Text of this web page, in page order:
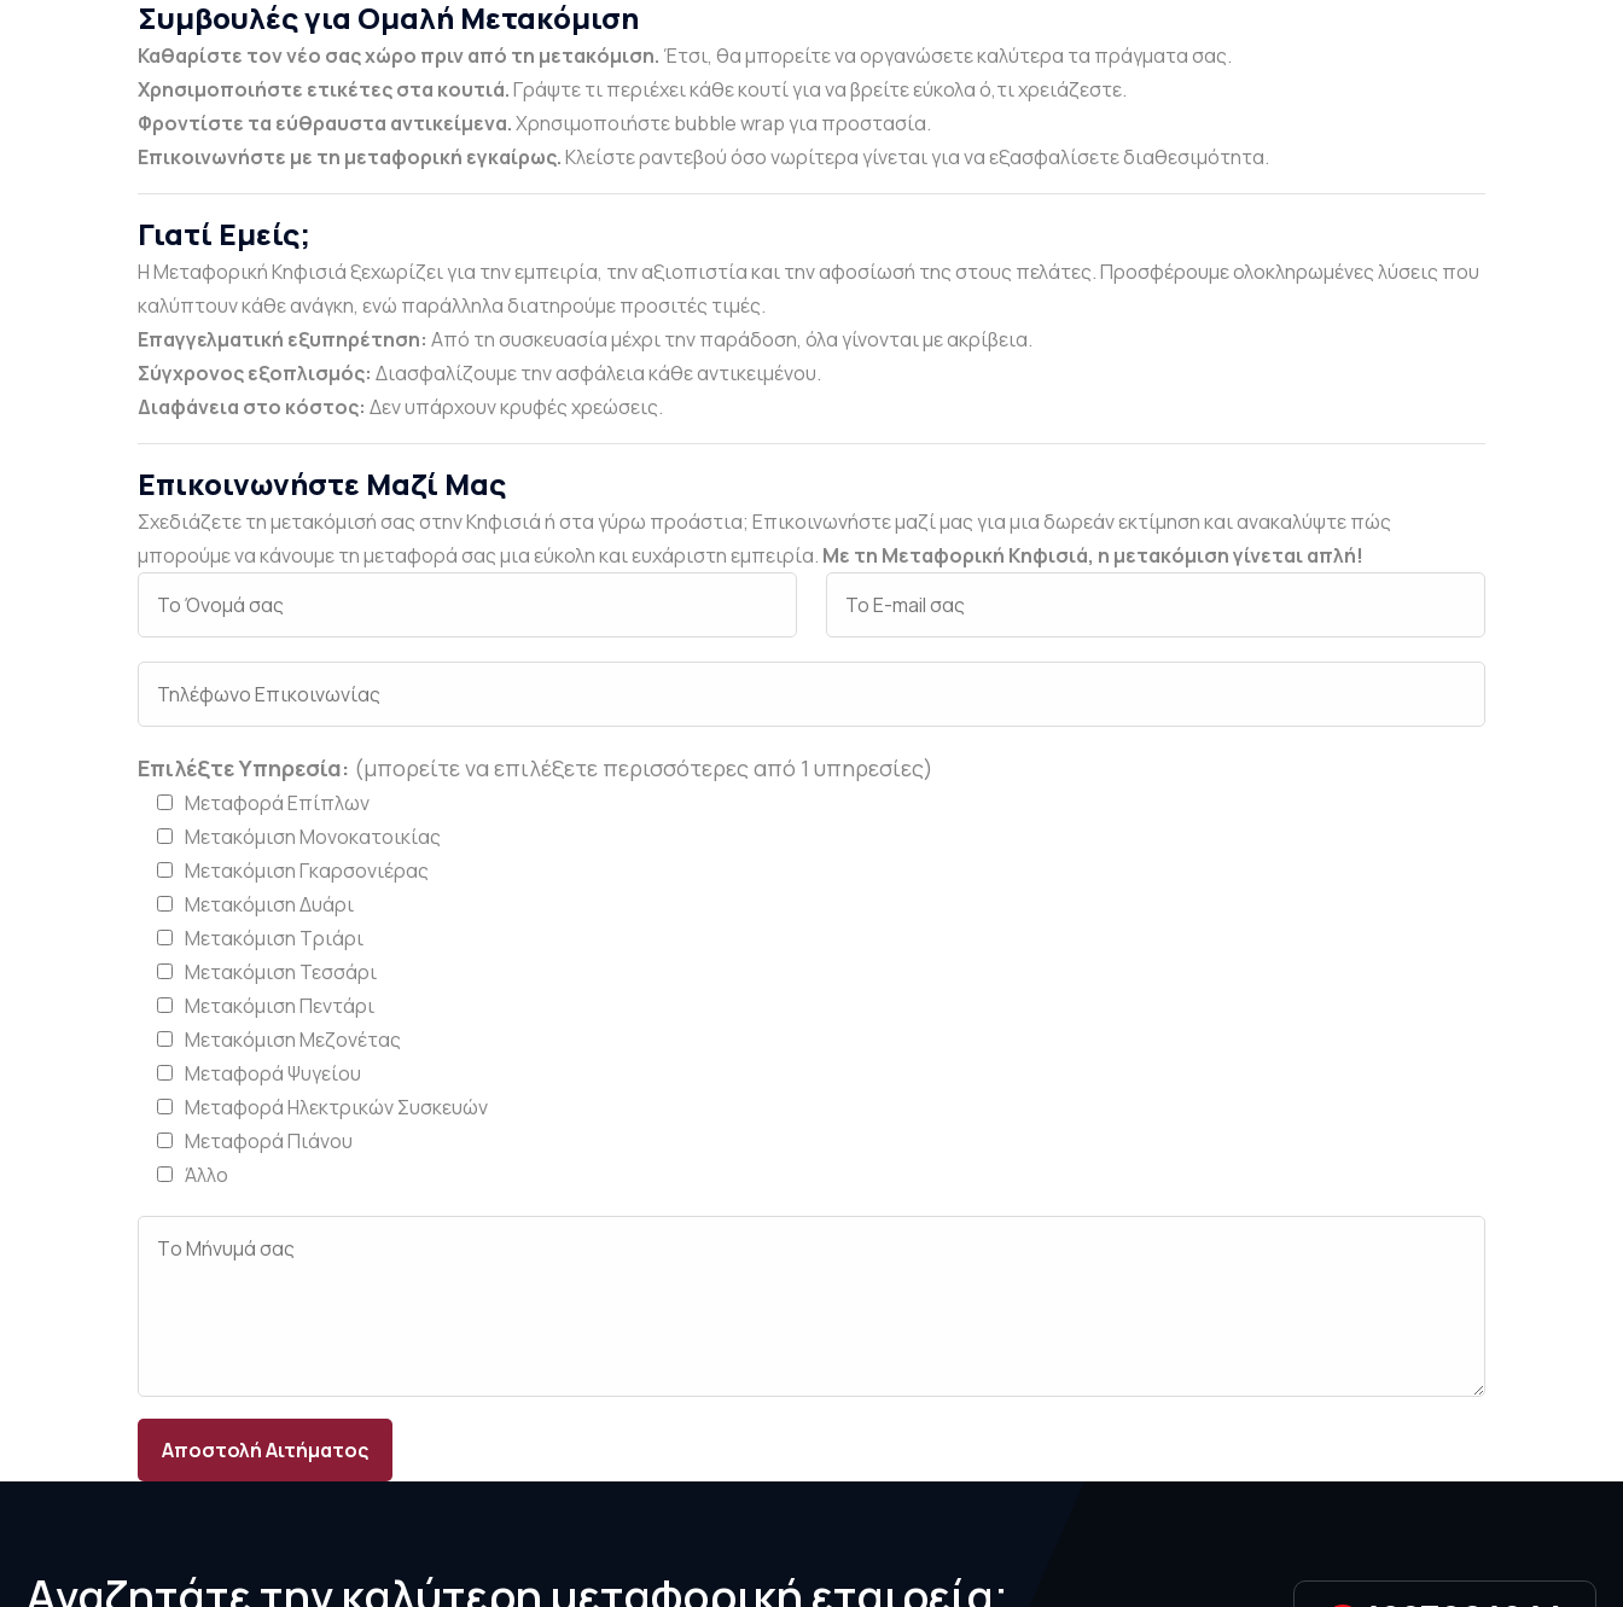
Συμβουλές για Ομαλή Μετακόμιση
Καθαρίστε τον νέο σας χώρο πριν από τη μετακόμιση. Έτσι, θα μπορείτε να οργανώσετε καλύτερα τα πράγματα σας.
Χρησιμοποιήστε ετικέτες στα κουτιά.Γράψτε τι περιέχει κάθε κουτί για να βρείτε εύκολα ό,τι χρειάζεστε.
Φροντίστε τα εύθραυστα αντικείμενα.Χρησιμοποιήστε bubble wrap για προστασία.
Επικοινωνήστε με τη μεταφορική εγκαίρως.Κλείστε ραντεβού όσο νωρίτερα γίνεται για να εξασφαλίσετε διαθεσιμότητα.
Γιατί Εμείς;
Η Μεταφορική Κηφισιά ξεχωρίζει για την εμπειρία, την αξιοπιστία και την αφοσίωσή της στους πελάτες. Προσφέρουμε ολοκληρωμένες λύσεις που
καλύπτουν κάθε ανάγκη, ενώ παράλληλα διατηρούμε προσιτές τιμές.
Επαγγελματική εξυπηρέτηση: Από τη συσκευασία μέχρι την παράδοση, όλα γίνονται με ακρίβεια.
Σύγχρονος εξοπλισμός: Διασφαλίζουμε την ασφάλεια κάθε αντικειμένου.
Διαφάνεια στο κόστος: Δεν υπάρχουν κρυφές χρεώσεις.
Επικοινωνήστε Μαζί Μας
Σχεδιάζετε τη μετακόμισή σας στην Κηφισιά ή στα γύρω προάστια; Επικοινωνήστε μαζί μας για μια δωρεάν εκτίμηση και ανακαλύψτε πώς
μπορούμε να κάνουμε τη μεταφορά σας μια εύκολη και ευχάριστη εμπειρία. Με τη Μεταφορική Κηφισιά, η μετακόμιση γίνεται απλή!
Επιλέξτε Υπηρεσία: (μπορείτε να επιλέξετε περισσότερες από 1 υπηρεσίες)
Μεταφορά Επίπλων
Μετακόμιση Μονοκατοικίας
Μετακόμιση Γκαρσονιέρας
Μετακόμιση Δυάρι
Μετακόμιση Τριάρι
Μετακόμιση Τεσσάρι
Μετακόμιση Πεντάρι
Μετακόμιση Μεζονέτας
Μεταφορά Ψυγείου
Μεταφορά Ηλεκτρικών Συσκευών
Μεταφορά Πιάνου
Άλλο
Αποστολή Αιτήματος